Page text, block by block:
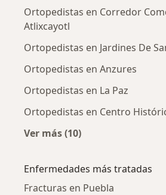
Ortopedistas en Corredor
Atlixcayotl
Ortopedistas en Jardines De
Ortopedistas en Anzures
Ortopedistas en La Paz
Ortopedistas en Centro
Ver más (10)
Enfermedades más tratadas
Fracturas en Puebla